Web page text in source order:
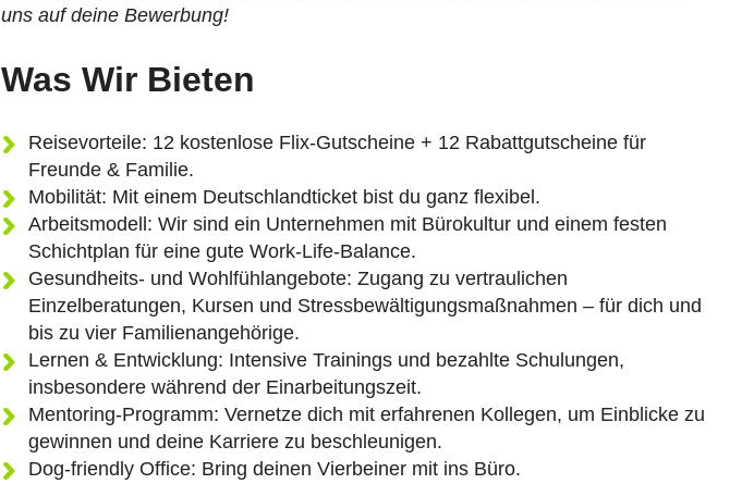
uns auf deine Bewerbung!
Was Wir Bieten
Reisevorteile: 12 kostenlose Flix-Gutscheine + 12 Rabattgutscheine für
Freunde & Familie.
Mobilität: Mit einem Deutschlandticket bist du ganz flexibel.
Arbeitsmodell: Wir sind ein Unternehmen mit Bürokultur und einem festen
Schichtplan für eine gute Work-Life-Balance.
Gesundheits- und Wohlfühlangebote: Zugang zu vertraulichen
Einzelberatungen, Kursen und Stressbewältigungsmaßnahmen – für dich und
bis zu vier Familienangehörige.
Lernen & Entwicklung: Intensive Trainings und bezahlte Schulungen,
insbesondere während der Einarbeitungszeit.
Mentoring-Programm: Vernetze dich mit erfahrenen Kollegen, um Einblicke zu
gewinnen und deine Karriere zu beschleunigen.
Dog-friendly Office: Bring deinen Vierbeiner mit ins Büro.